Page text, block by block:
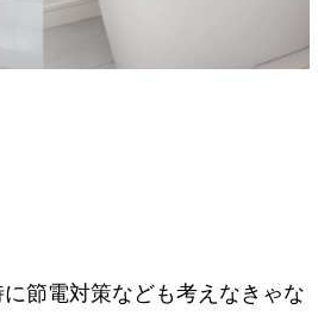
節電対策なども考えなきゃな